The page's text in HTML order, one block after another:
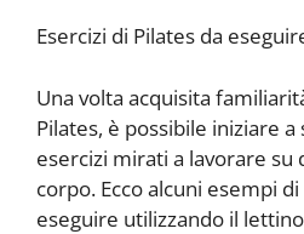
Esercizi di Pilates da
Una volta acquisita
Pilates, è possibile iniziare
esercizi mirati a lavorare su
corpo. Ecco alcuni esempi
eseguire utilizzando il